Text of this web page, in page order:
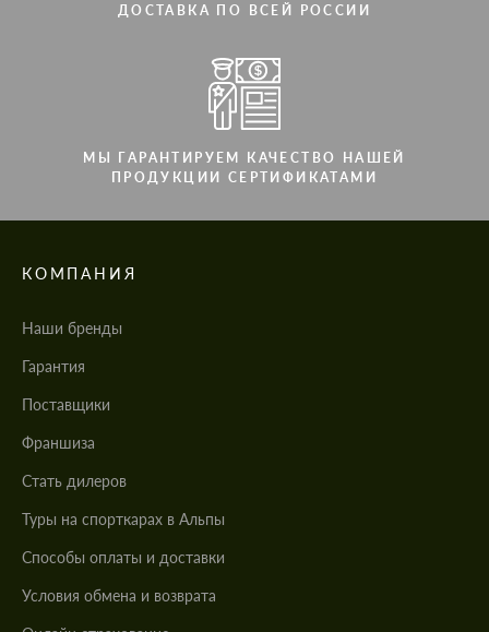
ДОСТАВКА ПО ВСЕЙ РОССИИ
МЫ ГАРАНТИРУЕМ КАЧЕСТВО НАШЕЙ
ПРОДУКЦИИ СЕРТИФИКАТАМИ
КОМПАНИЯ
Наши бренды
Гарантия
Поставщики
Франшиза
Стать дилеров
Туры на спорткарах в Альпы
Cпособы оплаты и доставки
Условия обмена и возврата